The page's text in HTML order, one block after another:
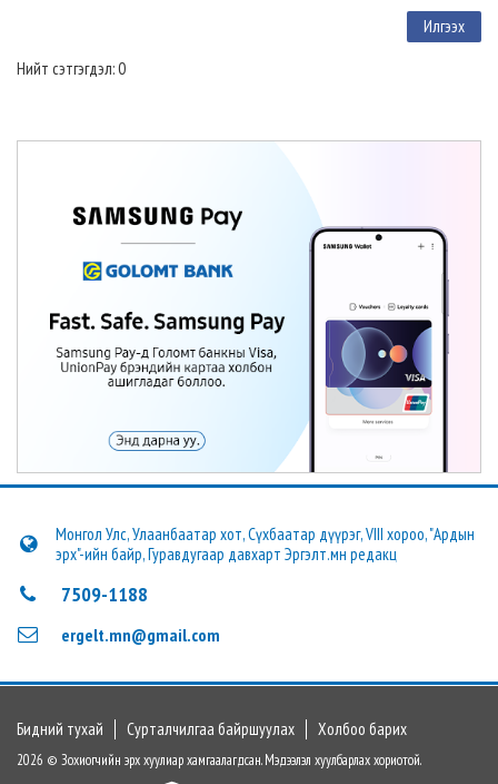
Нийт сэтгэгдэл: 0
Монгол Улс, Улаанбаатар хот, Сүхбаатар дүүрэг, VIII хороо, "Ардын
эрх"-ийн байр, Гуравдугаар давхарт Эргэлт.мн редакц
7509-1188
ergelt.mn@gmail.com
Бидний тухай Сурталчилгаа байршуулах Холбоо барих
2026 © Зохиогчийн эрх хуулиар хамгаалагдсан. Мэдээлэл хуулбарлах хориотой.